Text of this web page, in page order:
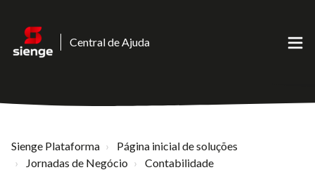
Central de Ajuda
Sienge Plataforma
Página inicial de soluções
Jornadas de Negócio
Contabilidade